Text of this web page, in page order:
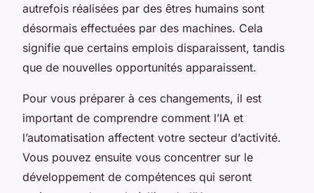
autrefois réalisées par des êtres humains sont
désormais effectuées par des machines. Cela
signifie que certains emplois disparaissent, tandis
que de nouvelles opportunités apparaissent.
Pour vous préparer à ces changements, il est
important de comprendre comment l’IA et
l’automatisation affectent votre secteur d’activité.
Vous pouvez ensuite vous concentrer sur le
développement de compétences qui seront